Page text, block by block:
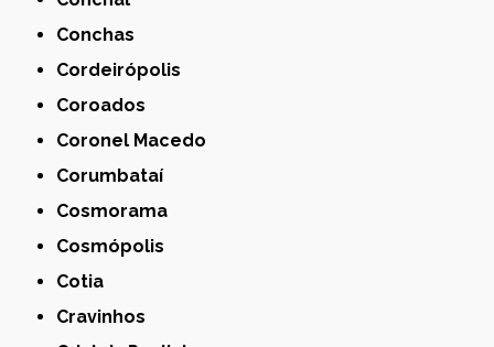
Conchas
Cordeirópolis
Coroados
Coronel Macedo
Corumbataí
Cosmorama
Cosmópolis
Cotia
Cravinhos